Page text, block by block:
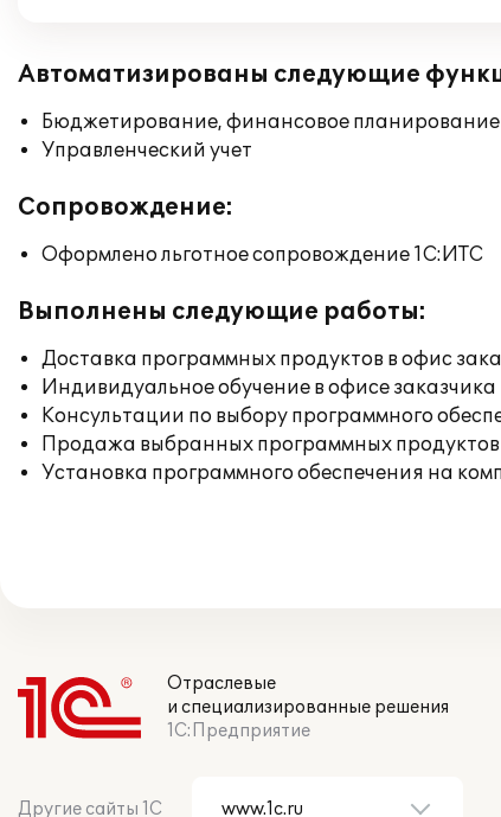
Автоматизированы следующие
Бюджетирование, финансовое планирование
Управленческий учет
Сопровождение:
Оформлено льготное сопровождение 1С:ИТС
Выполнены следующие работы:
Доставка программных продуктов в офис
Индивидуальное обучение в офисе заказчика
Консультации по выбору программного
Продажа выбранных программных продуктов
Установка программного обеспечения на
Отраслевые
и специализированные решения
1С:Предприятие
Другие сайты 1С